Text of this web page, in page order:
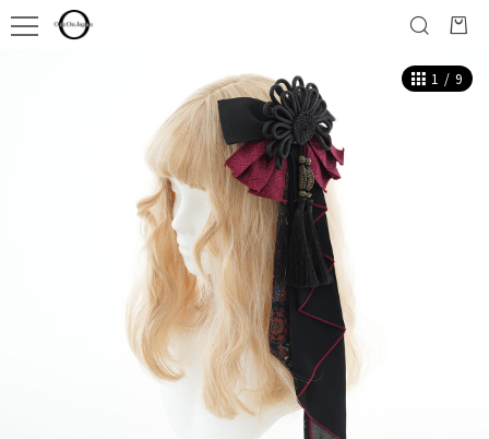
1 / 9